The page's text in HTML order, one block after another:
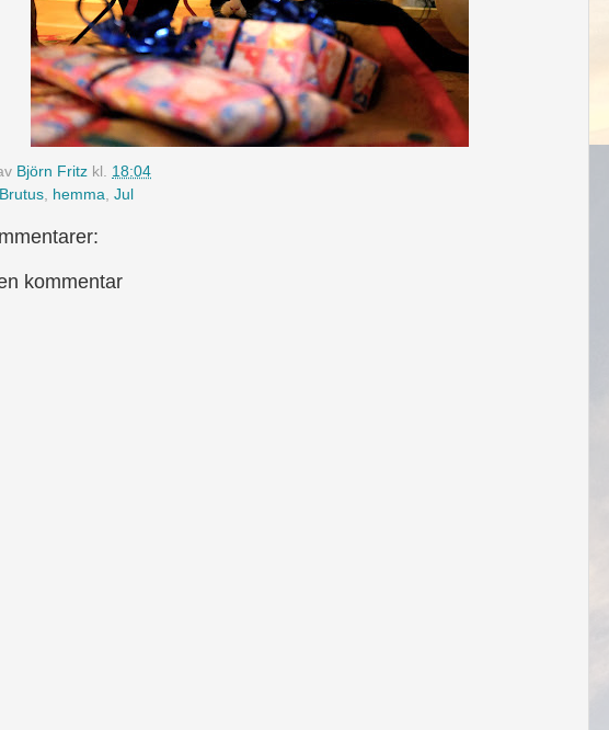
Björn Fritz kl. 18:04
Brutus hemma Jul
kommentar